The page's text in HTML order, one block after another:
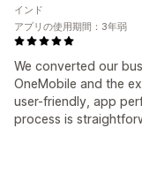
We converted our
OneMobile and the
user-friendly, app
process is
インド
アプリの使用期間：3年弱